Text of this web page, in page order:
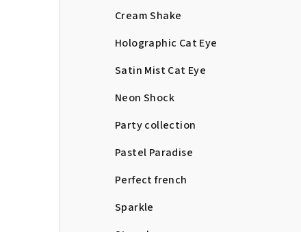
Cream Shake
Holographic Cat Eye
Satin Mist Cat Eye
Neon Shock
Party collection
Pastel Paradise
Perfect french
Sparkle